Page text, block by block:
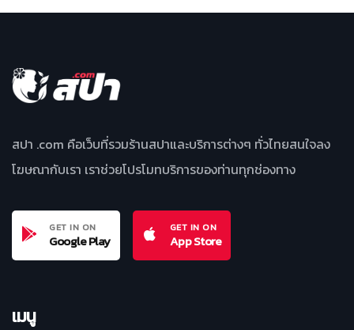
สปา .com คือเว็บที่รวมร้านสปาและบริการต่างๆ ทั่วไทยสนใจลง
โฆษณากับเรา เราช่วยโปรโมทบริการของท่านทุกช่องทาง
GET IN ON
Google Play
GET IN ON
App Store
เมนู